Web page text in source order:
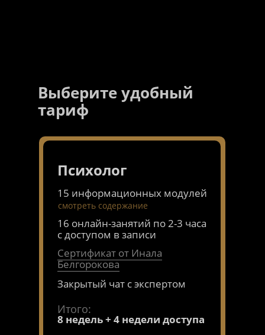
выбрать тариф
полностью
Выберите удобный
тариф
Психолог
15 информационных модулей
16 онлайн-занятий по 2-3 часа
с доступом в записи
Сертификат от Инала
Белгорокова
Закрытый чат с экспертом
8 недель + 4 недели доступа
смотреть содержание
Итого: